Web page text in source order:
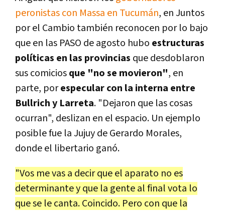
peronistas con Massa en Tucumán, en Juntos
por el Cambio también reconocen por lo bajo
que en las PASO de agosto hubo estructuras
políticas en las provincias que desdoblaron
sus comiciosque "no se movieron", en
parte, porespecular con la interna entre
Bullrich y Larreta. "Dejaron que las cosas
ocurran", deslizan en el espacio. Un ejemplo
posible fue la Jujuy de Gerardo Morales,
donde el libertario ganó.
"Vos me vas a decir que el aparato no es
determinante y que la gente al final vota lo
que se le canta. Coincido. Pero con que la